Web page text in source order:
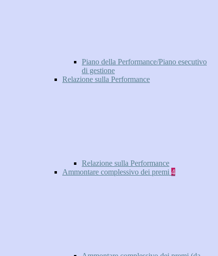
Piano della Performance/Piano esecutivo
di gestione
Relazione sulla Performance
Relazione sulla Performance
Ammontare complessivo dei premi 4